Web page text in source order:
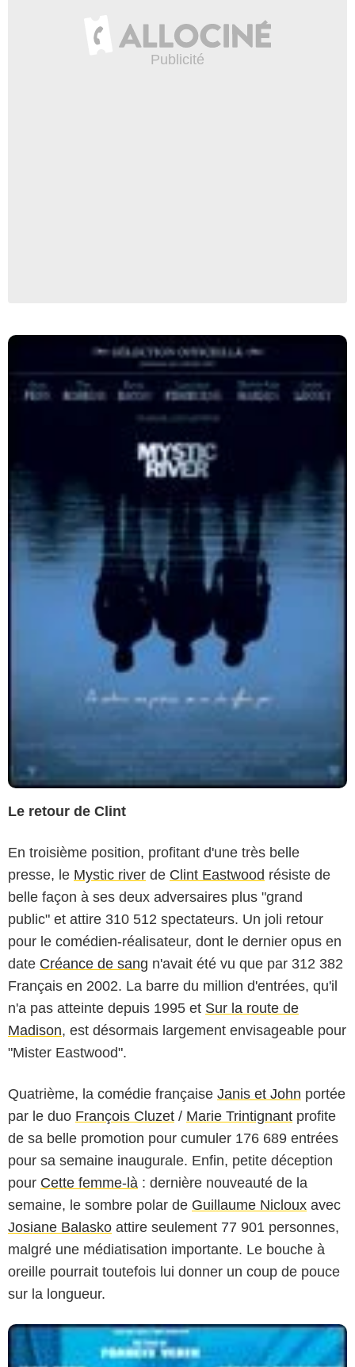
Le retour de Clint
En troisième position, profitant d'une très belle
presse, le Mystic river de Clint Eastwood résiste de
belle façon à ses deux adversaires plus "grand
public" et attire 310 512 spectateurs. Un joli retour
pour le comédien-réalisateur, dont le dernier opus en
date Créance de sang n'avait été vu que par 312 382
Français en 2002. La barre du million d'entrées, qu'il
n'a pas atteinte depuis 1995 et Sur la route de
Madison, est désormais largement envisageable pour
"Mister Eastwood".
Quatrième, la comédie française Janis et John portée
par le duo François Cluzet / Marie Trintignant profite
de sa belle promotion pour cumuler 176 689 entrées
pour sa semaine inaugurale. Enfin, petite déception
pour Cette femme-là : dernière nouveauté de la
semaine, le sombre polar de Guillaume Nicloux avec
Josiane Balasko attire seulement 77 901 personnes,
malgré une médiatisation importante. Le bouche à
oreille pourrait toutefois lui donner un coup de pouce
sur la longueur.